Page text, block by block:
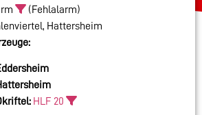
(Fehlalarm)
Hattersheim
HLF 20